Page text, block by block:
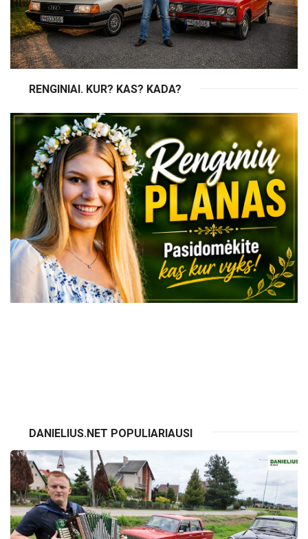
RENGINIAI. KUR? KAS? KADA?
DANIELIUS.NET POPULIARIAUSI